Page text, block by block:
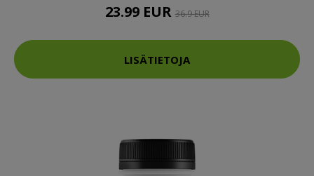
23.99 EUR36.9 EUR
LISÄTIETOJA